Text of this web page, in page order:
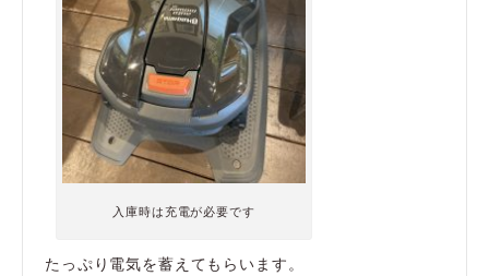
入庫時は充電が必要です
たっぷり電気を蓄えてもらいます。